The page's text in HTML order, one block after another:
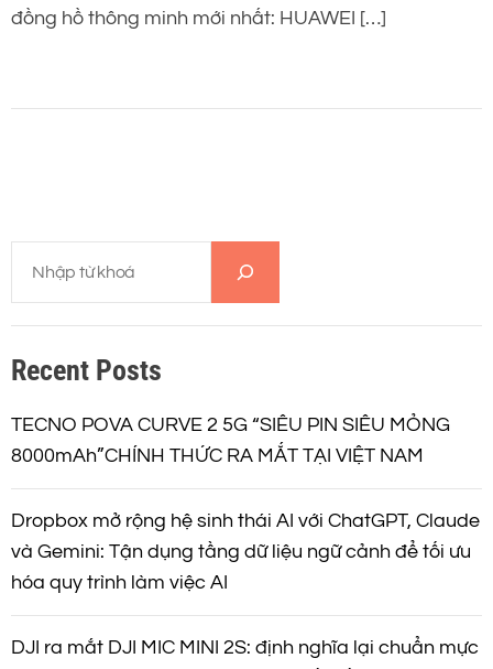
đồng hồ thông minh mới nhất: HUAWEI […]
m
i
m
Recent Posts
TECNO POVA CURVE 2 5G “SIÊU PIN SIÊU MỎNG
8000mAh”CHÍNH THỨC RA MẮT TẠI VIỆT NAM
Dropbox mở rộng hệ sinh thái AI với ChatGPT, Claude
và Gemini: Tận dụng tầng dữ liệu ngữ cảnh để tối ưu
hóa quy trình làm việc AI
DJI ra mắt DJI MIC MINI 2S: định nghĩa lại chuẩn mực